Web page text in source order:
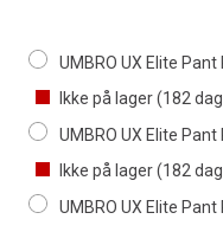
UMBRO UX Elite
Ikke på lager (182
UMBRO UX Elite
Ikke på lager (182
UMBRO UX Elite